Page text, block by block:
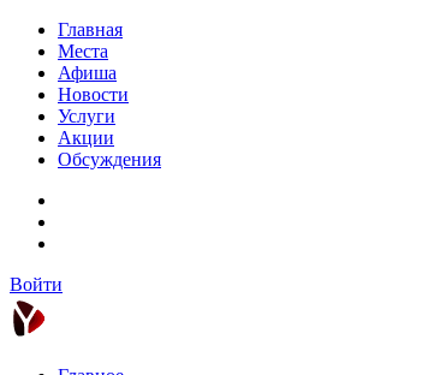
Главная
Места
Афиша
Новости
Услуги
Акции
Обсуждения
Войти